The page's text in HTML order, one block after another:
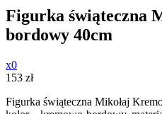
Figurka świąteczna
bordowy 40cm
x0
153 zł
Figurka świąteczna Mikołaj